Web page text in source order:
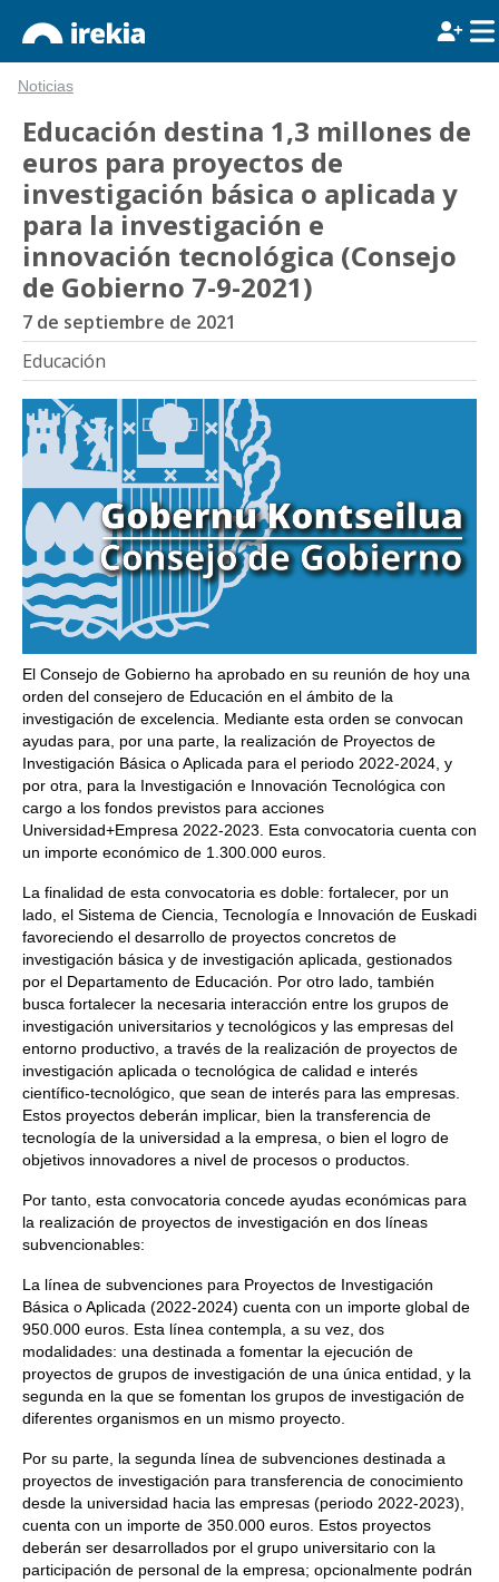
Noticias
Educación destina 1,3 millones de
euros para proyectos de
investigación básica o aplicada y
para la investigación e
innovación tecnológica (Consejo
de Gobierno 7-9-2021)
7 de septiembre de 2021
Educación
El Consejo de Gobierno ha aprobado en su reunión de hoy una
orden del consejero de Educación en el ámbito de la
investigación de excelencia. Mediante esta orden se convocan
ayudas para, por una parte, la realización de Proyectos de
Investigación Básica o Aplicada para el periodo 2022-2024, y
por otra, para la Investigación e Innovación Tecnológica con
cargo a los fondos previstos para acciones
Universidad+Empresa 2022-2023. Esta convocatoria cuenta con
un importe económico de 1.300.000 euros.
La finalidad de esta convocatoria es doble: fortalecer, por un
lado, el Sistema de Ciencia, Tecnología e Innovación de Euskadi
favoreciendo el desarrollo de proyectos concretos de
investigación básica y de investigación aplicada, gestionados
por el Departamento de Educación. Por otro lado, también
busca fortalecer la necesaria interacción entre los grupos de
investigación universitarios y tecnológicos y las empresas del
entorno productivo, a través de la realización de proyectos de
investigación aplicada o tecnológica de calidad e interés
científico-tecnológico, que sean de interés para las empresas.
Estos proyectos deberán implicar, bien la transferencia de
tecnología de la universidad a la empresa, o bien el logro de
objetivos innovadores a nivel de procesos o productos.
Por tanto, esta convocatoria concede ayudas económicas para
la realización de proyectos de investigación en dos líneas
subvencionables:
La línea de subvenciones para Proyectos de Investigación
Básica o Aplicada (2022-2024) cuenta con un importe global de
950.000 euros. Esta línea contempla, a su vez, dos
modalidades: una destinada a fomentar la ejecución de
proyectos de grupos de investigación de una única entidad, y la
segunda en la que se fomentan los grupos de investigación de
diferentes organismos en un mismo proyecto.
Por su parte, la segunda línea de subvenciones destinada a
proyectos de investigación para transferencia de conocimiento
desde la universidad hacia las empresas (periodo 2022-2023),
cuenta con un importe de 350.000 euros. Estos proyectos
deberán ser desarrollados por el grupo universitario con la
participación de personal de la empresa; opcionalmente podrán